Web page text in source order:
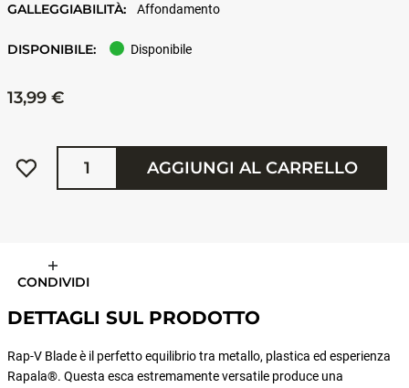
GALLEGGIABILITÀ: Affondamento
DISPONIBILE: Disponibile
13,99 €
Quantità
AGGIUNGI AL CARRELLO
CONDIVIDI
DETTAGLI SUL PRODOTTO
Rap-V Blade è il perfetto equilibrio tra metallo, plastica ed esperienza
Rapala®. Questa esca estremamente versatile produce una